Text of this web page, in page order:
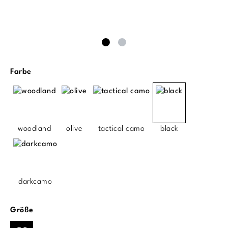
Farbeauswählen
woodland olive tactical camo black
darkcamo
Größeauswählen